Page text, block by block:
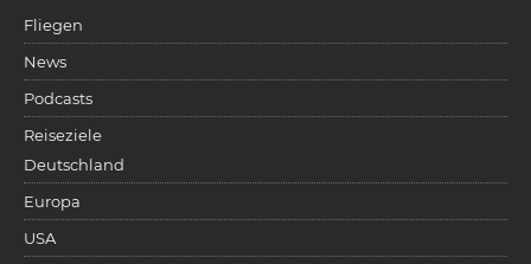
Fliegen
News
Podcasts
Reiseziele
Deutschland
Europa
USA